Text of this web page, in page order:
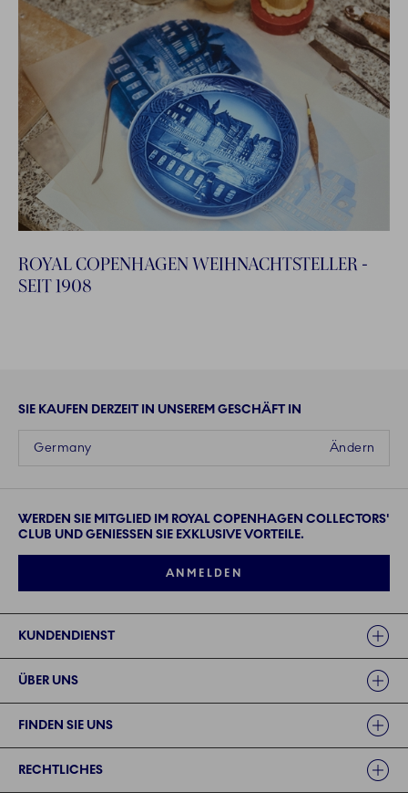
ROYAL COPENHAGEN WEIHNACHTSTELLER -
SEIT 1908
SIE KAUFEN DERZEIT IN UNSEREM GESCHÄFT IN
Ändern
Germany
WERDEN SIE MITGLIED IM ROYAL COPENHAGEN COLLECTORS'
CLUB UND GENIESSEN SIE EXKLUSIVE VORTEILE.
ANMELDEN
KUNDENDIENST
ÜBER UNS
FINDEN SIE UNS
RECHTLICHES